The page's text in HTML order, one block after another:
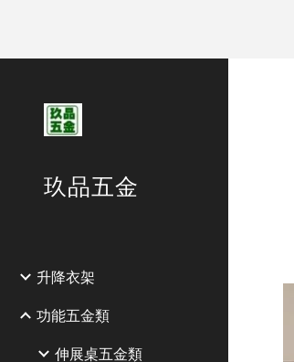
玖品五金
升降衣架
功能五金類
伸展桌五金類